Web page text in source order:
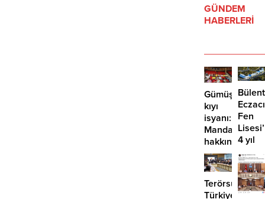
GÜNDEM
HABERLERİ
Gümüşlük’te
kıyı
isyanı:
Mandalinci
hakkında
suç
duyurusu
Bülent
Fen
4 yıl
geçti,
hâlâ
proje
Terörsüz
Türkiye